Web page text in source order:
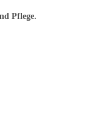
Pflege.